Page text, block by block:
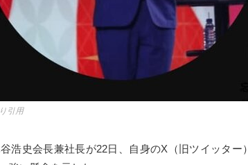
引用
浩史会長兼社長が22日、自身のX（旧ツイッター